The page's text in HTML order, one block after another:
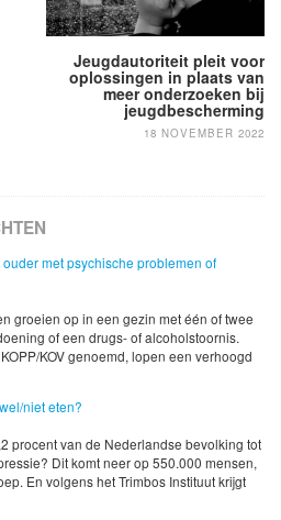
Jeugdautoriteit pleit voor
oplossingen in plaats van
meer onderzoeken bij
jeugdbescherming
18 NOVEMBER 2022
met psychische problemen of
groeien op in een gezin met één of twee
of een drugs- of alcoholstoornis.
KOV genoemd, lopen een verhoogd
niet eten?
procent van de Nederlandse bevolking tot
Dit komt neer op 550.000 mensen,
En volgens het Trimbos Instituut krijgt